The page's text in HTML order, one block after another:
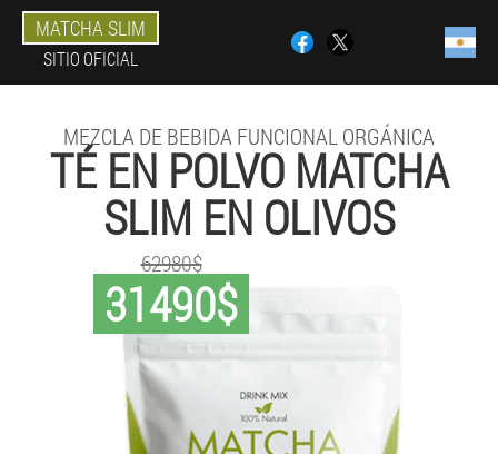
MATCHA SLIM
SITIO OFICIAL
MEZCLA DE BEBIDA FUNCIONAL ORGÁNICA
TÉ EN POLVO MATCHA
SLIM EN OLIVOS
31490$
62980$